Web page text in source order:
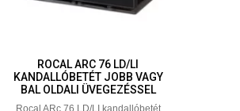
ROCAL ARC 76 LD/LI
KANDALLÓBETÉT JOBB VAGY
BAL OLDALI ÜVEGEZÉSSEL
Rocal ARc 76 LD/LI kandallóbetét